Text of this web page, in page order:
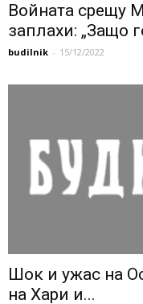
Войната срещу
заплахи: „Защо
budilnik - 15/12/2022
Шок и ужас на
на Хари и...